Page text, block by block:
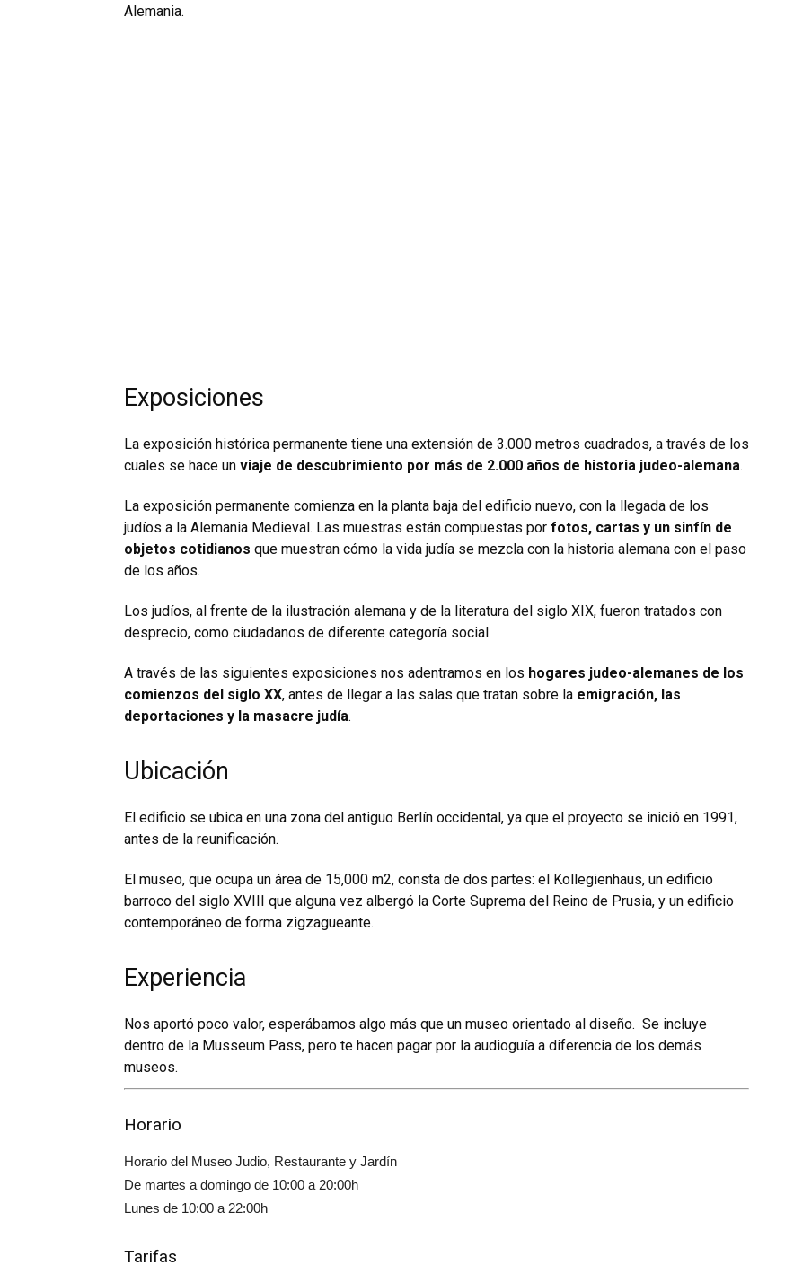
Alemania.
Exposiciones
La exposición histórica permanente tiene una extensión de 3.000 metros cuadrados, a través de los
cuales se hace un viaje de descubrimiento por más de 2.000 años de historia judeo-alemana.
La exposición permanente comienza en la planta baja del edificio nuevo, con la llegada de los
judíos a la Alemania Medieval. Las muestras están compuestas por fotos, cartas y un sinfín de
objetos cotidianos que muestran cómo la vida judía se mezcla con la historia alemana con el paso
de los años.
Los judíos, al frente de la ilustración alemana y de la literatura del siglo XIX, fueron tratados con
desprecio, como ciudadanos de diferente categoría social.
A través de las siguientes exposiciones nos adentramos en los hogares judeo-alemanes de los
comienzos del siglo XX, antes de llegar a las salas que tratan sobre la emigración, las
deportaciones y la masacre judía.
Ubicación
El edificio se ubica en una zona del antiguo Berlín occidental, ya que el proyecto se inició en 1991,
antes de la reunificación.
El museo, que ocupa un área de 15,000 m2, consta de dos partes: el Kollegienhaus, un edificio
barroco del siglo XVIII que alguna vez albergó la Corte Suprema del Reino de Prusia, y un edificio
contemporáneo de forma zigzagueante.
Experiencia
Nos aportó poco valor, esperábamos algo más que un museo orientado al diseño. Se incluye
dentro de la Musseum Pass, pero te hacen pagar por la audioguía a diferencia de los demás
museos.
Horario
Horario del Museo Judio, Restaurante y Jardín
De martes a domingo de 10:00 a 20:00h
Lunes de 10:00 a 22:00h
Tarifas